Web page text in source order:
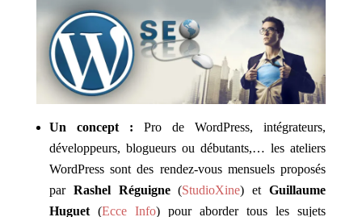
Un concept : Pro de WordPress, intégrateurs,
développeurs, blogueurs ou débutants,… les ateliers
WordPress sont des rendez-vous mensuels proposés
par Rashel Réguigne(StudioXine) etGuillaume
Huguet(Ecce Info) pour aborder tous les sujets